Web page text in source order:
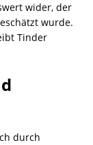
wider, der
wurde.
Tinder
durch